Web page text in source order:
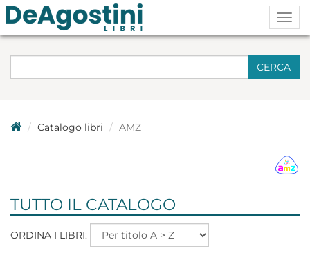
CERCA
Catalogo libri AMZ
TUTTO IL CATALOGO
ORDINA I LIBRI: